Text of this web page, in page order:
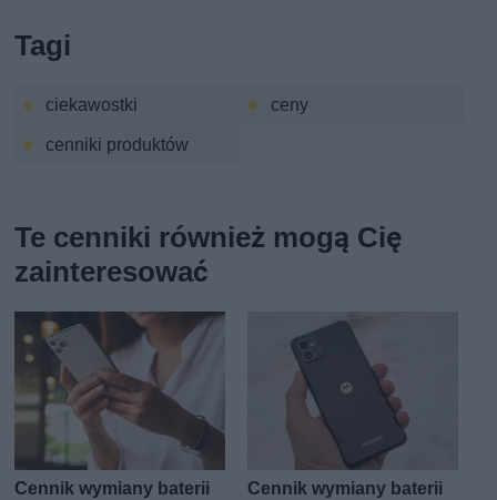
Tagi
ciekawostki
ceny
cenniki produktów
Te cenniki również mogą Cię
zainteresować
Cennik wymiany baterii
Cennik wymiany baterii